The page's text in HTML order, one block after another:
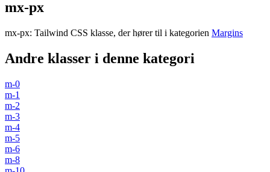
mx-px
mx-px: Tailwind CSS klasse, der hører til i kategorien Margins
Andre klasser i denne kategori
m-0
m-1
m-2
m-3
m-4
m-5
m-6
m-8